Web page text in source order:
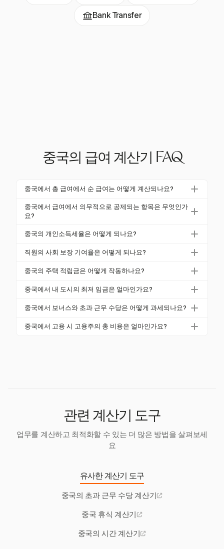
Bank Transfer
중국의 급여 계산기 FAQ
중국에서 총 급여에서 순 급여는 어떻게 계산되나요?
중국에서 순 급여는 총 급여에서 세금 및 의무 기여금
을 공제하여 계산됩니다. 여기에는 3%에서 45%까지의
이 포함됩니다. 과세 소득을 계산하기 전에 월 5,000 R
MB의 표준 공제가 적용되어 전체 세금 부담을 줄입니
다.
중국에서 급여에서 의무적으로 공제되는 항목은 무엇인가
요?
중국에서 급여에서 의무적으로 공제되는 항목은 개인
보장은 연금, 의료, 실업, 산업재해 및 출산 보험을 포함
양합니다.
중국의 개인소득세율은 어떻게 되나요?
중국의 개인소득세율은 누진세로, 3%에서 45%까지
과 같은 추가 공제를 공제한 후의 과세 소득에 적용됩
다.
직원의 사회 보장 기여율은 어떻게 되나요?
중국에서 직원의 사회 보장 기여금은 일반적으로 급여
의 약 8%, 의료 보험의 2%, 실업 보험의 0.5%가 포함됩
니다.
중국의 주택 적립금은 어떻게 작동하나요?
주택 적립금은 주택 비용을 위한 의무 저축 제도로, 직
에서 12%까지 다양합니다. 기여금은 개인소득세 목적
중국에서 내 도시의 최저 임금은 얼마인가요?
중국의 최저 임금은 도시마다 다릅니다. 2026년 기준
의 시간당 최저 임금은 27.7 RMB입니다. 이러한 기준
중국에서 보너스와 초과 근무 수당은 어떻게 과세되나요?
중국에서 보너스는 별도로 과세되며, 전체 세금 부담에
중국에서 고용 시 고용주의 총 비용은 얼마인가요?
관련 계산기 도구
업무를 계산하고 최적화할 수 있는 더 많은 방법을 살펴보세
요
유사한 계산기 도구
중국의 초과 근무 수당 계산기
중국 휴식 계산기
중국의 시간 계산기